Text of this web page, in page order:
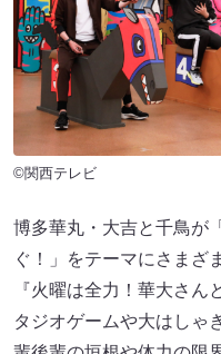
©関西テレビ
博多華丸・大吉と千鳥が
ぐ！」をテーマにさまざ
『火曜は全力！華大さん
タジオゲームや大はしゃ